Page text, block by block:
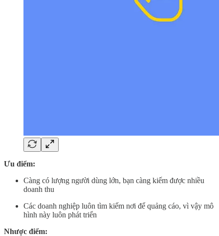
Ưu điểm:
Càng có lượng người dùng lớn, bạn càng kiếm được nhiều
doanh thu
Các doanh nghiệp luôn tìm kiếm nơi để quảng cáo, vì vậy mô
hình này luôn phát triển
Nhược điểm: